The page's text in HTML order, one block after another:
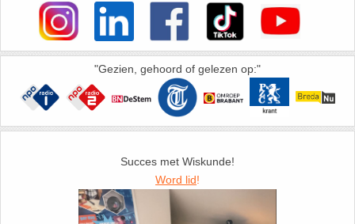
"Gezien, gehoord of gelezen op:"
Succes met Wiskunde!
Word lid!
21. Oppervlakte cirkel
22. Oppervlakte driehoek
23. Oppervlakte kegel
25. Oppervlakte trapezium